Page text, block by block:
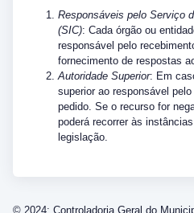
Responsáveis pelo Serviço
(SIC): Cada órgão ou
responsável pelo
fornecimento de respostas
Autoridade Superior: Em
superior ao responsável
pedido. Se o recurso for
poderá recorrer às
legislação.
© 2024: Controladoria Geral do